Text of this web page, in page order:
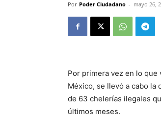
Por Poder Ciudadano - mayo 26,
Por primera vez en lo que
México, se llevó a cabo
de 63 chelerías ilegales
últimos meses.